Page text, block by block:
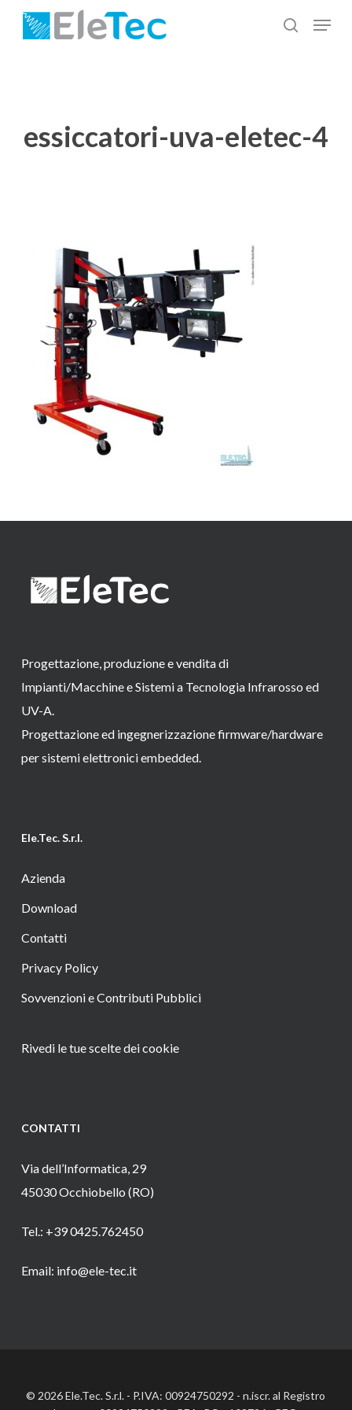
Salta
cerca
Menu
essiccatori-uva-eletec-4
Progettazione, produzione e vendita di
Impianti/Macchine e Sistemi a Tecnologia Infrarosso ed
UV-A.
Progettazione ed ingegnerizzazione firmware/hardware
per sistemi elettronici embedded.
Ele.Tec. S.r.l.
Azienda
Download
Contatti
Privacy Policy
Sovvenzioni e Contributi Pubblici
Rivedi le tue scelte dei cookie
CONTATTI
Via dell’Informatica, 29
45030 Occhiobello (RO)
Tel.: +39 0425.762450
Email: info@ele-tec.it
© 2026 Ele.Tec. S.r.l. - P.IVA: 00924750292 - n.iscr. al Registro